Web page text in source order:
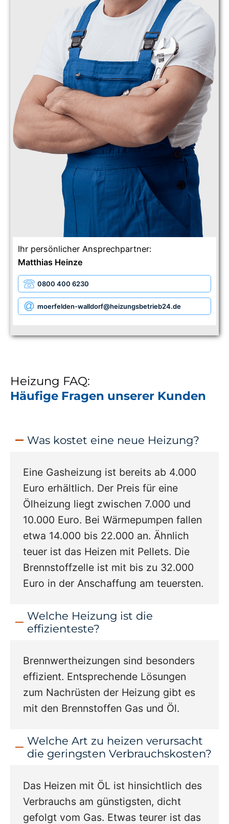
Ihr persönlicher Ansprechpartner:
Matthias Heinze
0800 400 6230
moerfelden-walldorf@heizungsbetrieb24.de
Heizung FAQ:
Häufige Fragen unserer Kunden
Was kostet eine neue Heizung?
Eine Gasheizung ist bereits ab 4.000
Euro erhältlich. Der Preis für eine
Ölheizung liegt zwischen 7.000 und
10.000 Euro. Bei Wärmepumpen fallen
etwa 14.000 bis 22.000 an. Ähnlich
teuer ist das Heizen mit Pellets. Die
Brennstoffzelle ist mit bis zu 32.000
Euro in der Anschaffung am teuersten.
Welche Heizung ist die
effizienteste?
Brennwertheizungen sind besonders
effizient. Entsprechende Lösungen
zum Nachrüsten der Heizung gibt es
mit den Brennstoffen Gas und Öl.
Welche Art zu heizen verursacht
die geringsten Verbrauchskosten?
Das Heizen mit ÖL ist hinsichtlich des
Verbrauchs am günstigsten, dicht
gefolgt vom Gas. Etwas teurer ist das